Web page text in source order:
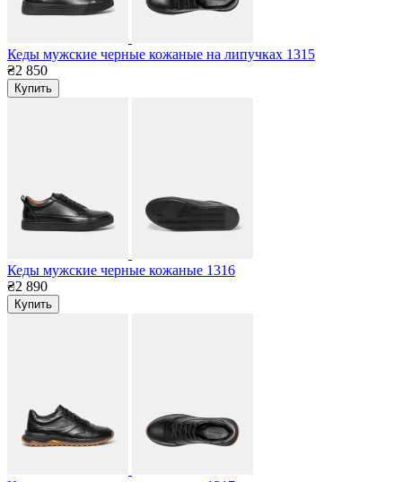
Кеды мужские черные кожаные на липучках 1315
₴2 850
Купить
Кеды мужские черные кожаные 1316
₴2 890
Купить